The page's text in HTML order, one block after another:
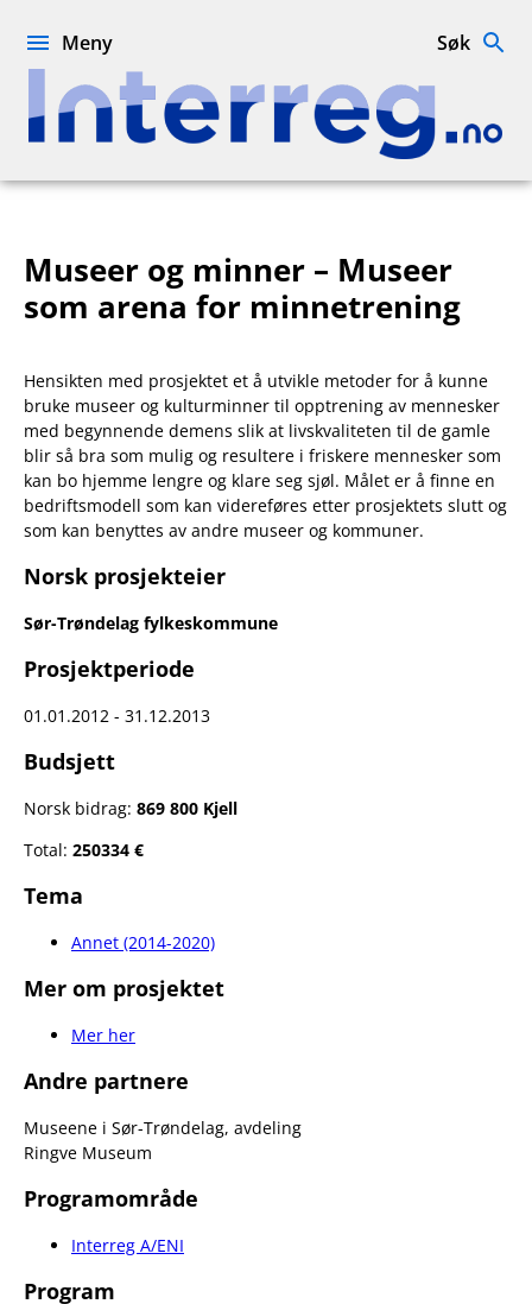
Interreg.no
Meny Søk
Museer og minner – Museer
som arena for minnetrening
Hensikten med prosjektet et å utvikle metoder for å kunne
bruke museer og kulturminner til opptrening av mennesker
med begynnende demens slik at livskvaliteten til de gamle
blir så bra som mulig og resultere i friskere mennesker som
kan bo hjemme lengre og klare seg sjøl. Målet er å finne en
bedriftsmodell som kan videreføres etter prosjektets slutt og
som kan benyttes av andre museer og kommuner.
Norsk prosjekteier
Sør-Trøndelag fylkeskommune
Prosjektperiode
01.01.2012 - 31.12.2013
Budsjett
Norsk bidrag: 869 800 Kjell
Total: 250334 €
Tema
Annet (2014-2020)
Mer om prosjektet
Mer her
Andre partnere
Museene i Sør-Trøndelag, avdeling
Ringve Museum
Programområde
Interreg A/ENI
Program